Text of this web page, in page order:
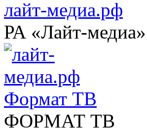
лайт-медиа.рф
РА «Лайт-медиа»
Формат ТВ
ФОРМАТ ТВ